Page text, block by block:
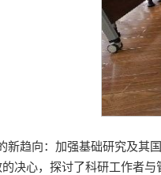
新趋向：加强基础研究及其
决心，探讨了科研工作者